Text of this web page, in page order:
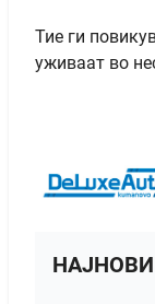
Тие ги
уживаат во
НАЈНОВИ